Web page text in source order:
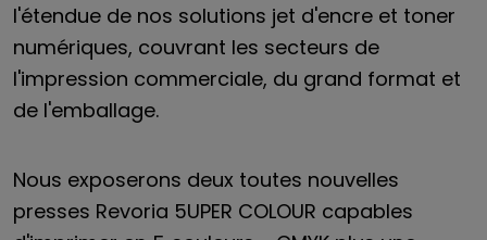
l'étendue de nos solutions jet d'encre et toner
numériques, couvrant les secteurs de
l'impression commerciale, du grand format et
de l'emballage.
Nous exposerons deux toutes nouvelles
presses Revoria 5UPER COLOUR capables